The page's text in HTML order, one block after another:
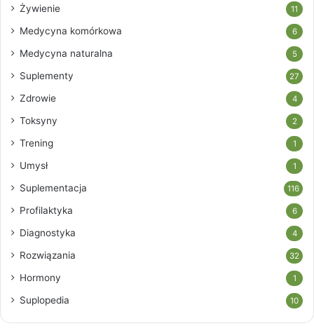
Żywienie 11
Medycyna komórkowa 6
Medycyna naturalna 5
Suplementy 27
Zdrowie 4
Toksyny 2
Trening 1
Umysł 1
Suplementacja 116
Profilaktyka 6
Diagnostyka 4
Rozwiązania 32
Hormony 1
Suplopedia 10